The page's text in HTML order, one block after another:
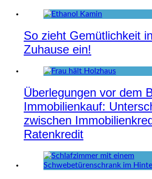
So zieht Gemütlichkeit
Zuhause ein!
Überlegungen vor dem
Immobilienkauf:
zwischen
Ratenkredit